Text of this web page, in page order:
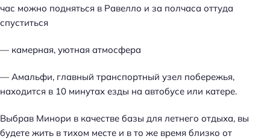
час можно подняться в Равелло и за полчаса оттуда
спуститься
— камерная, уютная атмосфера
— Амальфи, главный транспортный узел побережья,
находится в 10 минутах езды на автобусе или катере.
Выбрав Минори в качестве базы для летнего отдыха, вы
будете жить в тихом месте и в то же время близко от